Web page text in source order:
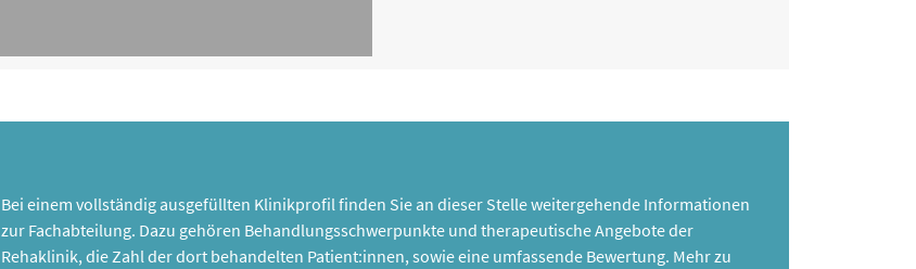
Bei einem vollständig ausgefüllten Klinikprofil finden Sie an dieser Stelle weitergehende Informationen
zur Fachabteilung. Dazu gehören Behandlungsschwerpunkte und therapeutische Angebote der
Rehaklinik, die Zahl der dort behandelten Patient:innen, sowie eine umfassende Bewertung. Mehr zu